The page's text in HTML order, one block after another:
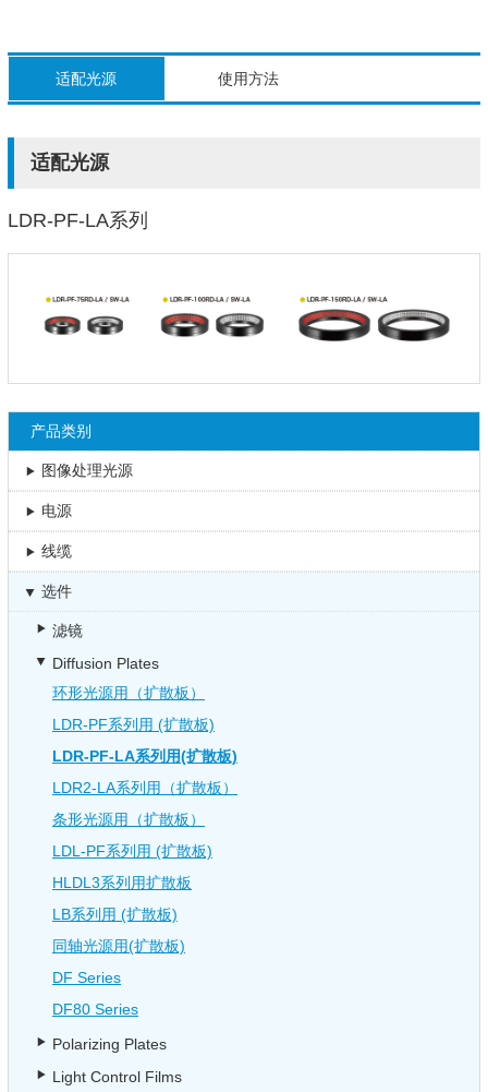
适配光源 使用方法
适配光源
LDR-PF-LA系列
产品类别
图像处理光源
电源
线缆
选件
滤镜
Diffusion Plates
环形光源用（扩散板）
LDR-PF系列用 (扩散板)
LDR-PF-LA系列用(扩散板)
LDR2-LA系列用（扩散板）
条形光源用（扩散板）
LDL-PF系列用 (扩散板)
HLDL3系列用扩散板
LB系列用 (扩散板)
同轴光源用(扩散板)
DF Series
DF80 Series
Polarizing Plates
Light Control Films